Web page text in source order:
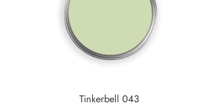
Tinkerbell 043